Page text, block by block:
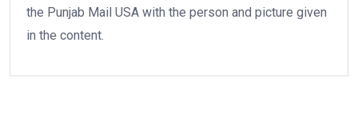
the Punjab Mail USA with the person and picture given
in the content.